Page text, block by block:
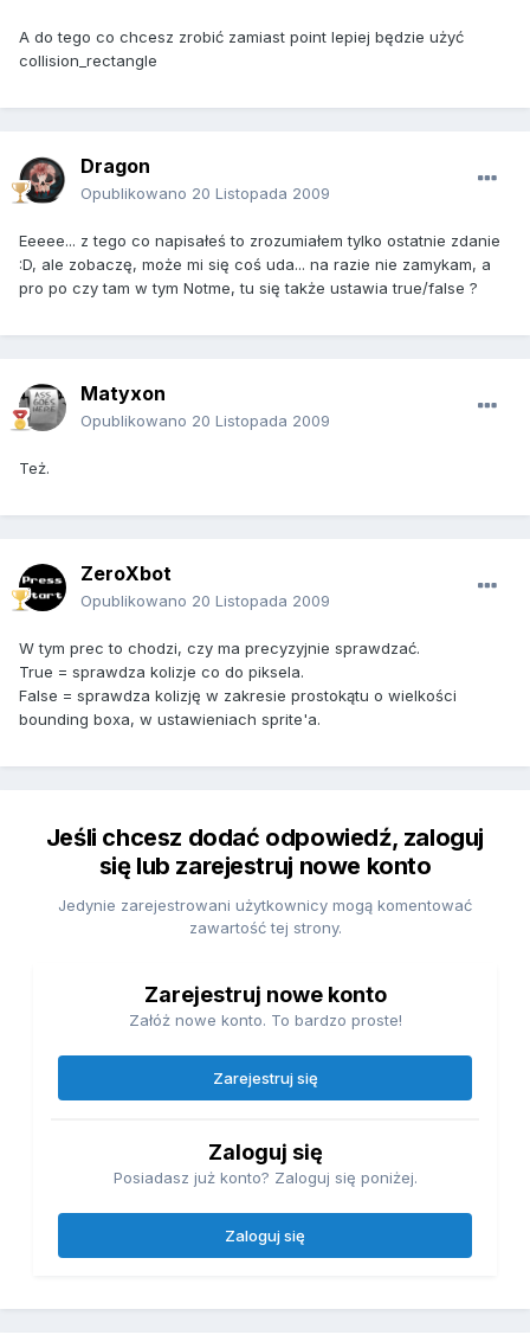
A do tego co chcesz zrobić zamiast point lepiej będzie użyć
collision_rectangle
Dragon
Opublikowano 20 Listopada 2009
Eeeee... z tego co napisałeś to zrozumiałem tylko ostatnie zdanie
:D, ale zobaczę, może mi się coś uda... na razie nie zamykam, a
pro po czy tam w tym Notme, tu się także ustawia true/false ?
Matyxon
Opublikowano 20 Listopada 2009
Też.
ZeroXbot
Opublikowano 20 Listopada 2009
W tym prec to chodzi, czy ma precyzyjnie sprawdzać.
True = sprawdza kolizje co do piksela.
False = sprawdza kolizję w zakresie prostokątu o wielkości
bounding boxa, w ustawieniach sprite'a.
Jeśli chcesz dodać odpowiedź, zaloguj
się lub zarejestruj nowe konto
Jedynie zarejestrowani użytkownicy mogą komentować
zawartość tej strony.
Zarejestruj nowe konto
Załóż nowe konto. To bardzo proste!
Zarejestruj się
Zaloguj się
Posiadasz już konto? Zaloguj się poniżej.
Zaloguj się